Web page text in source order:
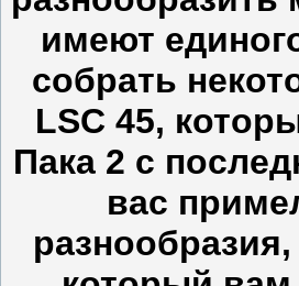
имеют
собрать
LSC 45,
Пака 2 с
вас